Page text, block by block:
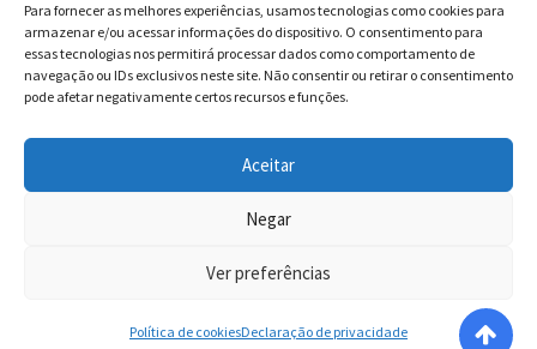
Para fornecer as melhores experiências, usamos tecnologias como cookies para
armazenar e/ou acessar informações do dispositivo. O consentimento para
essas tecnologias nos permitirá processar dados como comportamento de
navegação ou IDs exclusivos neste site. Não consentir ou retirar o consentimento
pode afetar negativamente certos recursos e funções.
Aceitar
Negar
Ver preferências
Política de cookiesDeclaração de privacidade
Contatos
Receitas
Blog
Vocabulário da Gastronomia
COMUNICAR - Comunicação e Marketing | CNPJ:
03.013.350/0001-80 | Rua 82 Nº99 Qd. F13 Lt. 13 Sala 01 - Setor
996358681 - CEP: 74.083-010 | © 2025 COMUNICAR.COM.BR